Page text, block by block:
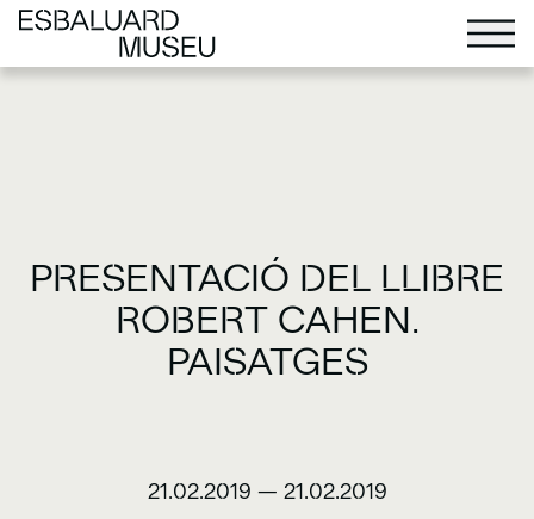
PRESENTACIÓ DEL LLIBRE
ROBERT CAHEN.
PAISATGES
21.02.2019 — 21.02.2019